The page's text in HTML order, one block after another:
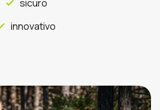
sicuro
innovativo